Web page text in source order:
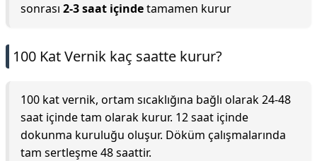
sonrası 2-3 saat içindetamamen kurur
100 Kat Vernik kaç saatte kurur?
100 kat vernik, ortam sıcaklığına bağlı olarak 24-48
saat içinde tam olarak kurur. 12 saat içinde
dokunma kuruluğu oluşur. Döküm çalışmalarında
tam sertleşme 48 saattir.